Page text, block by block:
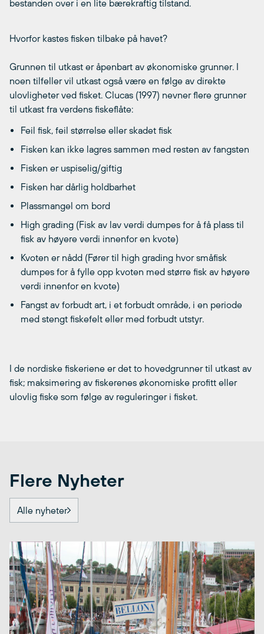
bestanden over i en lite bærekraftig tilstand.
Hvorfor kastes fisken tilbake på havet?
Grunnen til utkast er åpenbart av økonomiske grunner. I
noen tilfeller vil utkast også være en følge av direkte
ulovligheter ved fisket. Clucas (1997) nevner flere grunner
til utkast fra verdens fiskeflåte:
Feil fisk, feil størrelse eller skadet fisk
Fisken kan ikke lagres sammen med resten av fangsten
Fisken er uspiselig/giftig
Fisken har dårlig holdbarhet
Plassmangel om bord
High grading (Fisk av lav verdi dumpes for å få plass til
fisk av høyere verdi innenfor en kvote)
Kvoten er nådd (Fører til high grading hvor småfisk
dumpes for å fylle opp kvoten med større fisk av høyere
verdi innenfor en kvote)
Fangst av forbudt art, i et forbudt område, i en periode
med stengt fiskefelt eller med forbudt utstyr.
I de nordiske fiskeriene er det to hovedgrunner til utkast av
fisk; maksimering av fiskerenes økonomiske profitt eller
ulovlig fiske som følge av reguleringer i fisket.
Flere Nyheter
Alle nyheter